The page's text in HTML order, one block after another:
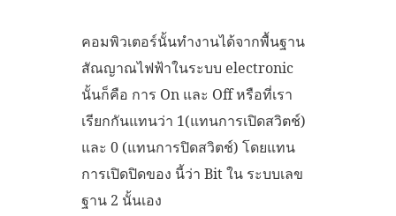
คอมพิวเตอร์นั้นทำงานได้จากพื้นฐาน
สัณญาณไฟฟ้าในระบบ electronic
นั้นก็คือ การ On และ Off หรือที่เรา
เรียกกันแทนว่า 1(แทนการเปิดสวิตช์)
และ 0 (แทนการปิดสวิตช์) โดยแทน
การเปิดปิดของ นี้ว่า Bit ใน ระบบเลข
ฐาน 2 นั้นเอง